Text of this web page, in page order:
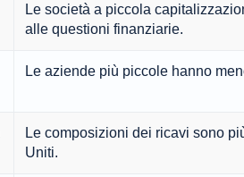
Le società a piccola
alle questioni finanziarie.
Le aziende più piccole hanno
Le composizioni dei ricavi sono
Uniti.